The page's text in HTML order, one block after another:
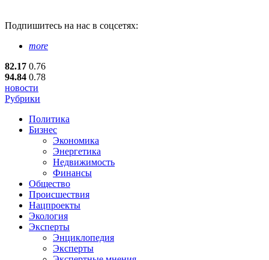
Подпишитесь на нас в соцсетях:
more
82.17 0.76
94.84 0.78
новости
Рубрики
Политика
Бизнес
Экономика
Энергетика
Недвижимость
Финансы
Общество
Происшествия
Нацпроекты
Экология
Эксперты
Энциклопедия
Эксперты